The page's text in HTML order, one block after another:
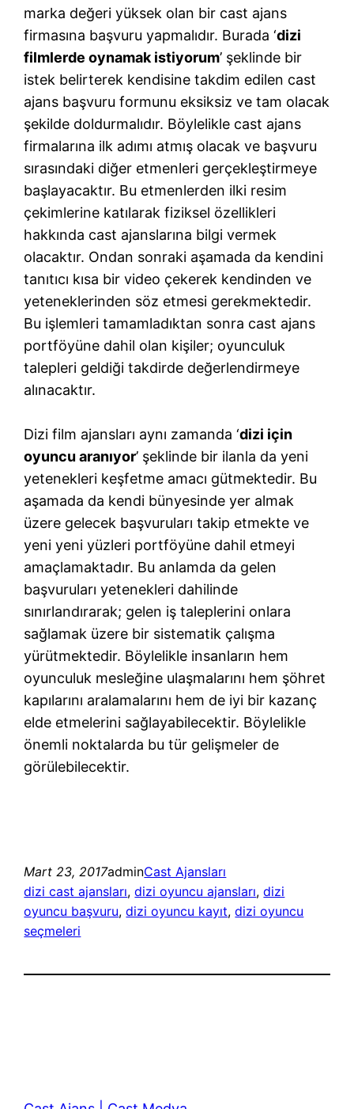
marka değeri yüksek olan bir cast ajans
firmasına başvuru yapmalıdır. Burada ‘dizi
filmlerde oynamak istiyorum’ şeklinde bir
istek belirterek kendisine takdim edilen cast
ajans başvuru formunu eksiksiz ve tam olacak
şekilde doldurmalıdır. Böylelikle cast ajans
firmalarına ilk adımı atmış olacak ve başvuru
sırasındaki diğer etmenleri gerçekleştirmeye
başlayacaktır. Bu etmenlerden ilki resim
çekimlerine katılarak fiziksel özellikleri
hakkında cast ajanslarına bilgi vermek
olacaktır. Ondan sonraki aşamada da kendini
tanıtıcı kısa bir video çekerek kendinden ve
yeteneklerinden söz etmesi gerekmektedir.
Bu işlemleri tamamladıktan sonra cast ajans
portföyüne dahil olan kişiler; oyunculuk
talepleri geldiği takdirde değerlendirmeye
alınacaktır.
Dizi film ajansları aynı zamanda ‘dizi için
oyuncu aranıyor’ şeklinde bir ilanla da yeni
yetenekleri keşfetme amacı gütmektedir. Bu
aşamada da kendi bünyesinde yer almak
üzere gelecek başvuruları takip etmekte ve
yeni yeni yüzleri portföyüne dahil etmeyi
amaçlamaktadır. Bu anlamda da gelen
başvuruları yetenekleri dahilinde
sınırlandırarak; gelen iş taleplerini onlara
sağlamak üzere bir sistematik çalışma
yürütmektedir. Böylelikle insanların hem
oyunculuk mesleğine ulaşmalarını hem şöhret
kapılarını aralamalarını hem de iyi bir kazanç
elde etmelerini sağlayabilecektir. Böylelikle
önemli noktalarda bu tür gelişmeler de
görülebilecektir.
Mart 23, 2017adminCast Ajansları
dizi cast ajansları, dizi oyuncu ajansları, dizi
oyuncu başvuru, dizi oyuncu kayıt, dizi oyuncu
seçmeleri